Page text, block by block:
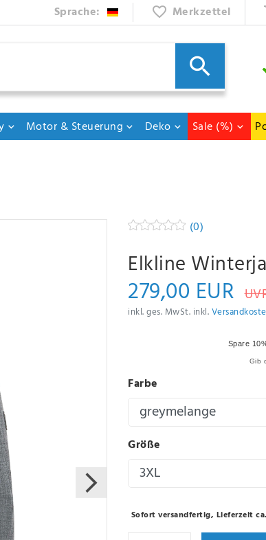
Sprache: Merkzettel
Motor & Steuerung Deko Sale (%)
(0)
Elkline
279,00 EUR
inkl. ges. MwSt. inkl.
Spare
Gib
Farbe
Größe
Sofort versandfertig, Lieferzeit